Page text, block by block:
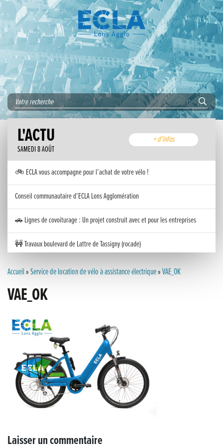
L'ACTU
SAMEDI 8 AOÛT
+ d'infos
🚲 ECLA vous accompagne pour l’achat de votre vélo !
Conseil communautaire d’ECLA Lons Agglomération
🚗 Lignes de covoiturage : Un projet construit avec et pour les entreprises
🚧 Travaux boulevard de Lattre de Tassigny (rocade)
Inauguration nouvelle station d’épuration (STEP) de Trenal
Festival des solutions écologiques 2026
« France, une histoire d’amour », l’avant-première au Cinéma 4C !
Les Saisons Baroques du Jura 2025
Journée nationale de la Résistance
Dernier coup de pédale pour la Cyclosportive
Cyclosportive de La Vache qui rit : édition 2025
Accueil»Service de location de vélo à assistance électrique»VAE_OK
VAE_OK
Laisser un commentaire